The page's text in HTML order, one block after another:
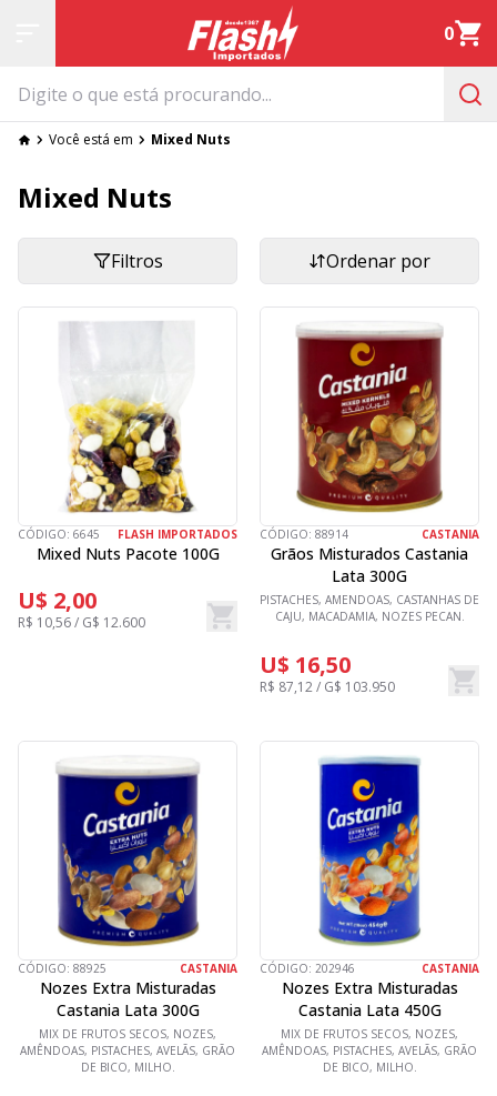
0
Você está em Mixed Nuts
Mixed Nuts
Filtros Ordenar por
CÓDIGO: 6645 FLASH IMPORTADOS
Mixed Nuts Pacote 100G
U$ 2,00
R$ 10,56 / G$ 12.600
CÓDIGO: 88914 CASTANIA
Grãos Misturados Castania
Lata 300G
PISTACHES, AMENDOAS, CASTANHAS DE
CAJU, MACADAMIA, NOZES PECAN.
U$ 16,50
R$ 87,12 / G$ 103.950
CÓDIGO: 88925 CASTANIA
Nozes Extra Misturadas
Castania Lata 300G
MIX DE FRUTOS SECOS, NOZES,
AMÊNDOAS, PISTACHES, AVELÃS, GRÃO
DE BICO, MILHO.
CÓDIGO: 202946 CASTANIA
Nozes Extra Misturadas
Castania Lata 450G
MIX DE FRUTOS SECOS, NOZES,
AMÊNDOAS, PISTACHES, AVELÃS, GRÃO
DE BICO, MILHO.